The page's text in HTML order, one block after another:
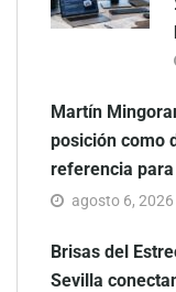
Martín
posición como
referencia
agosto 6, 2026
Brisas del
Sevilla